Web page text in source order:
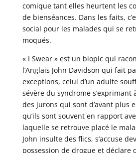
comique tant elles heurtent les
de bienséances. Dans les faits,
social pour les malades qui se
moqués.
« I Swear » est un biopic qui
l’Anglais John Davidson qui fait
exceptions, celui d’un adulte
sévère du syndrome s’exprimant
des jurons qui sont d’avant plus
qu’ils sont souvent en rapport
laquelle se retrouve placé le
John insulte des flics, s’accuse
possession de drogue et déclare